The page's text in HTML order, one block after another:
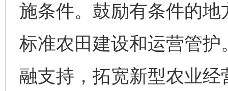
施条件。鼓励有条件的
标准农田建设和运营管
融支持，拓宽新型农业